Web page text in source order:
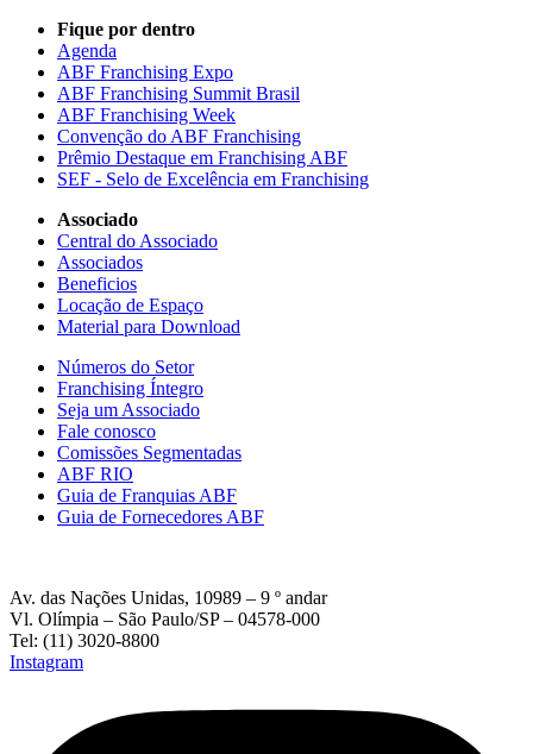
Fique por dentro
Agenda
ABF Franchising Expo
ABF Franchising Summit Brasil
ABF Franchising Week
Convenção do ABF Franchising
Prêmio Destaque em Franchising ABF
SEF - Selo de Excelência em Franchising
Associado
Central do Associado
Associados
Beneficios
Locação de Espaço
Material para Download
Números do Setor
Franchising Íntegro
Seja um Associado
Fale conosco
Comissões Segmentadas
ABF RIO
Guia de Franquias ABF
Guia de Fornecedores ABF
Av. das Nações Unidas, 10989 – 9 º andar
Vl. Olímpia – São Paulo/SP – 04578-000
Tel: (11) 3020-8800
Instagram